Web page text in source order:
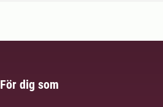
För dig som